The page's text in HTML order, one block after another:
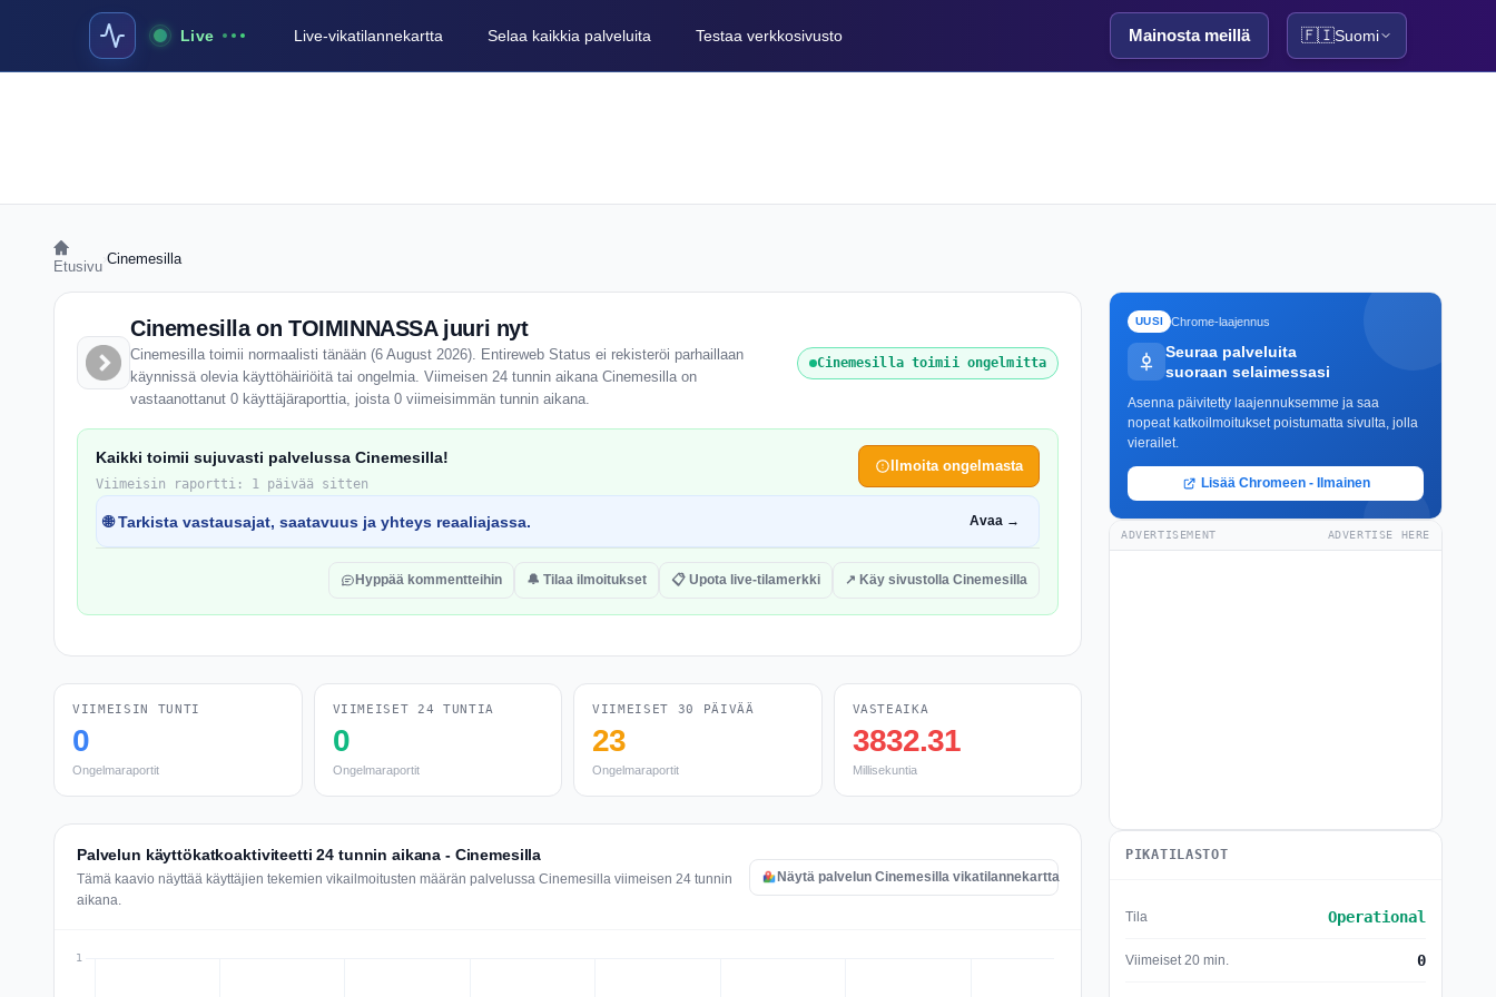
Live Live-vikatilannekartta Selaa kaikkia palveluita Testaa verkkosivusto Mainosta meillä 🇫🇮Suomi
Etusivu Cinemesilla
Cinemesilla on TOIMINNASSA juuri nyt
Cinemesilla toimii normaalisti tänään (6 August 2026). Entireweb Status ei rekisteröi parhaillaan
käynnissä olevia käyttöhäiriöitä tai ongelmia. Viimeisen 24 tunnin aikana Cinemesilla on
vastaanottanut 0 käyttäjäraporttia, joista 0 viimeisimmän tunnin aikana.
Cinemesilla toimii ongelmitta
Kaikki toimii sujuvasti palvelussa Cinemesilla!
Viimeisin raportti: 1 päivää sitten
Ilmoita ongelmasta
🌐 Tarkista vastausajat, saatavuus ja yhteys reaaliajassa. Avaa →
Hyppää kommentteihin 🔔 Tilaa ilmoitukset 📋 Upota live-tilamerkki ↗ Käy sivustolla Cinemesilla
VIIMEISIN TUNTI
0
Ongelmaraportit
VIIMEISET 24 TUNTIA
0
Ongelmaraportit
VIIMEISET 30 PÄIVÄÄ
23
Ongelmaraportit
VASTEAIKA
3832.31
Millisekuntia
Palvelun käyttökatkoaktiviteetti 24 tunnin aikana - Cinemesilla
Tämä kaavio näyttää käyttäjien tekemien vikailmoitusten määrän palvelussa Cinemesilla viimeisen 24 tunnin
aikana.
Näytä palvelun Cinemesilla vikatilannekartta
UUSI Chrome-laajennus
Seuraa palveluita
suoraan selaimessasi
Asenna päivitetty laajennuksemme ja saa
nopeat katkoilmoitukset poistumatta sivulta, jolla
vierailet.
Lisää Chromeen - Ilmainen
ADVERTISEMENT ADVERTISE HERE
PIKATILASTOT
Tila Operational
Viimeiset 20 min. 0